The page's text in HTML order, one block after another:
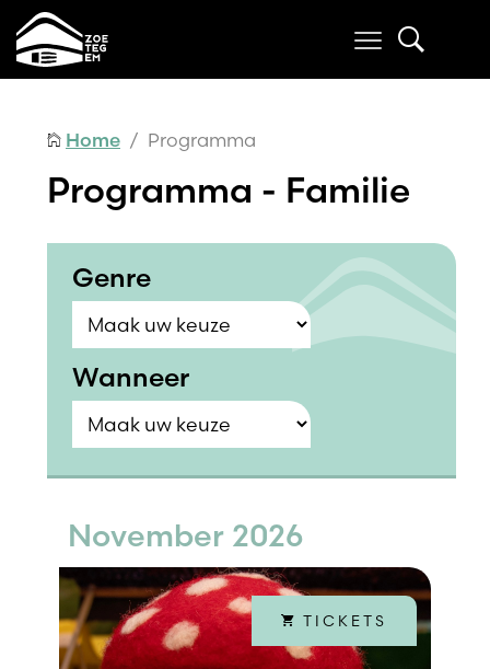
Home / Programma
Programma - Familie
Genre
Wanneer
November 2026
TICKETS